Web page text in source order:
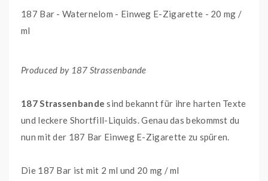
187 Bar - Waternelom - Einweg E-Zigarette - 20 mg /
ml
Produced by 187 Strassenbande
187 Strassenbande sind bekannt für ihre harten Texte
und leckere Shortfill-Liquids. Genau das bekommst du
nun mit der 187 Bar Einweg E-Zigarette zu spüren.
Die 187 Bar ist mit 2 ml und 20 mg / ml